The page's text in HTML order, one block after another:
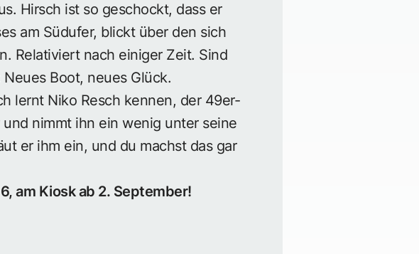
Hirsch ist so geschockt, dass er
am Südufer, blickt über den sich
Relativiert nach einiger Zeit. Sind
Boot, neues Glück.
lernt Niko Resch kennen, der 49er-
nimmt ihn ein wenig unter seine
er ihm ein, und du machst das gar
am Kiosk ab 2. September!